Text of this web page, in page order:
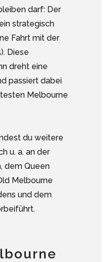
darf: Der
strategisch
Fahrt mit der
Diese
dreht eine
passiert dabei
Melbourne
du weitere
u. a. an der
dem Queen
Melbourne
und dem